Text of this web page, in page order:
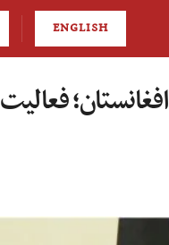
ENGLISH
فعالیت